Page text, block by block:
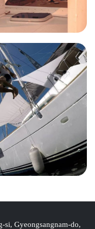
si, Gyeongsangnam-do,